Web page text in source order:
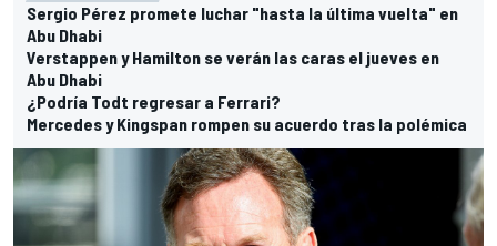
Sergio Pérez promete luchar "hasta la última vuelta" en
Abu Dhabi
Verstappen y Hamilton se verán las caras el jueves en
Abu Dhabi
¿Podría Todt regresar a Ferrari?
Mercedes y Kingspan rompen su acuerdo tras la polémica